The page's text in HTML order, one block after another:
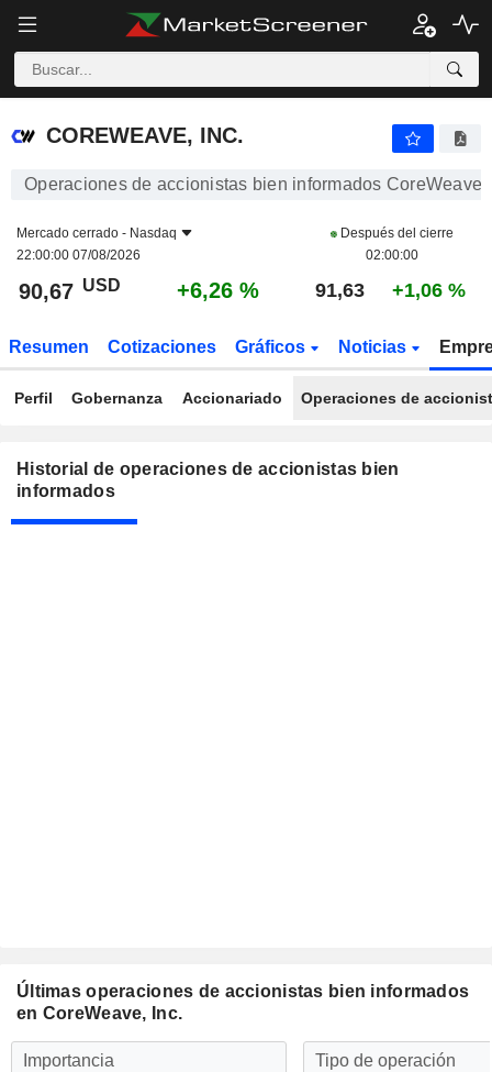
COREWEAVE, INC.
COREWEAVE, INC.
Operaciones de accionistas bien informados CoreWeave,
Mercado cerrado - Nasdaq
22:00:00 07/08/2026
Después del cierre
02:00:00
90,67 USD +6,26 % 91,63 +1,06 %
Resumen Cotizaciones Gráficos Noticias
Perfil Gobernanza Accionariado Operaciones de
Historial de operaciones de accionistas bien
informados
Últimas operaciones de accionistas bien informados
en CoreWeave, Inc.
Importancia
Tipo de operación